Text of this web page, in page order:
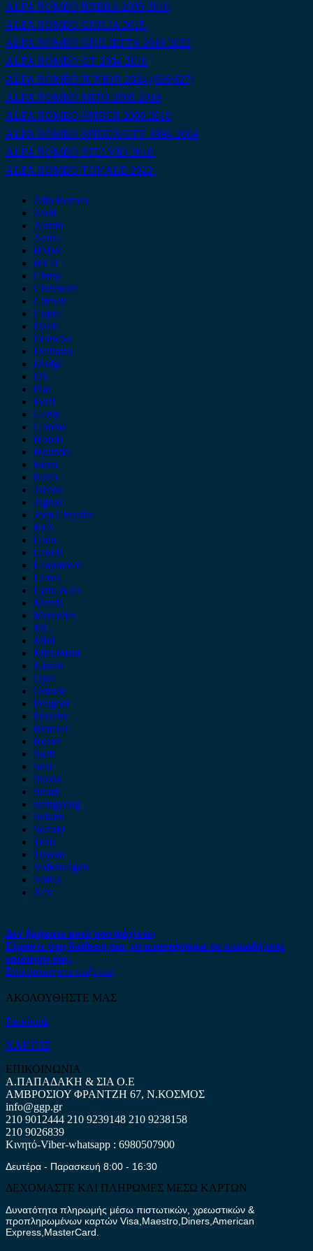
ALFA ROMEO BRERA 2005-2010
ALFA ROMEO GIULIA 2015-
ALFA ROMEO GIULIETTA 2010-2022
ALFA ROMEO GT 2004-2010
ALFA ROMEO JUNIOR 2024-(626/627)
ALFA ROMEO MITO 2008-2019
ALFA ROMEO SPIDER 2006-2010
ALFA ROMEO SPIDER/GTV 1994-2004
ALFA ROMEO STELVIO 2016-
ALFA ROMEO TONALE 2022-
Alfa Romeo
Audi
Austin
Acura
BMW
BYD
Chery
Chevrolet
Citroen
Cupra
Dacia
Daewoo
Daihatsu
Dodge
DS
Fiat
Ford
Geely
Gonow
Honda
Hyundai
Isuzu
iveco
Jaecoo
Jaguar
Jeep Chrysler
KIA
Lada
Lancia
Leapmotor
Lexus
Lynk & co
Mazda
Mercedes
MG
Mini
Mitsubishi
Nissan
Opel
Omoda
Peugeot
Porsche
Renault
Rover
Saab
Seat
Skoda
Smart
ssangyong
Subaru
Suzuki
Tesla
Toyota
Volkswagen
Volvo
Xev
Δεν βρήκατε αυτό που ψάχνετε;
Είμαστε στη διάθεση σας να απαντήσουμε σε οποιαδήποτε
ερώτηση σας.
Επικοινωνήστε μαζί μας
ΑΚΟΛΟΥΘΗΣΤΕ ΜΑΣ
Facebook
ΧΑΡΤΗΣ
ΕΠΙΚΟΙΝΩΝΙΑ
Α.ΠΑΠΑΔΑΚΗ & ΣΙΑ Ο.Ε
ΑΜΒΡΟΣΙΟΥ ΦΡΑΝΤΖΗ 67, Ν.ΚΟΣΜΟΣ
info@ggp.gr
210 9012444 210 9239148 210 9238158
210 9026839
Κινητό-Viber-whatsapp : 6980507900
Δευτέρα - Παρασκευή 8:00 - 16:30
ΔΕΧΟΜΑΣΤΕ ΚΑΙ ΠΛΗΡΩΜΕΣ ΜΕΣΩ ΚΑΡΤΩΝ
Δυνατότητα πληρωμής μέσω πιστωτικών, χρεωστικών &
προπληρωμένων καρτών Visa,Maestro,Diners,American
Express,MasterCard.